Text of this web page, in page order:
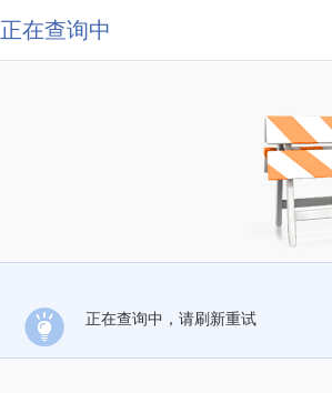
正在查询中
正在查询中，请刷新重试